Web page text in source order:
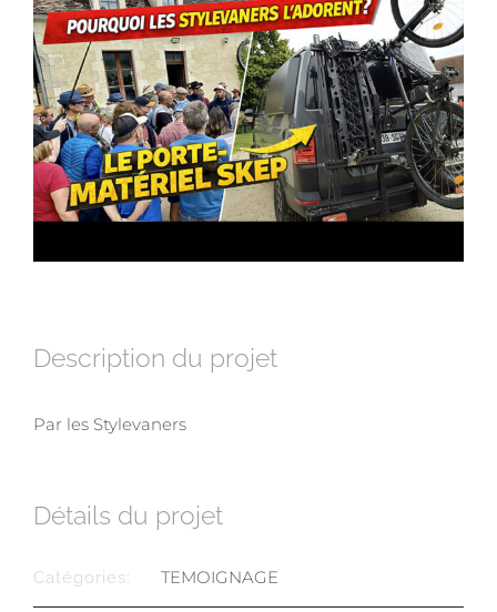
Image
Description du projet
Par les Stylevaners
Détails du projet
Catégories: TEMOIGNAGE